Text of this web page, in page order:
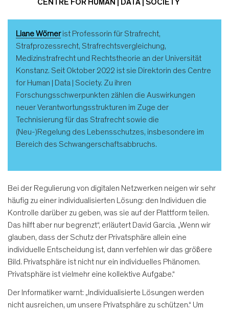
CENTRE FOR HUMAN | DATA | SOCIETY
Liane Wörnerist Professorin für Strafrecht,
Strafprozessrecht, Strafrechtsvergleichung,
Medizinstrafrecht und Rechtstheorie an der Universität
Konstanz. Seit Oktober 2022 ist sie Direktorin des Centre
for Human | Data | Society. Zu ihren
Forschungsschwerpunkten zählen die Auswirkungen
neuer Verantwortungsstrukturen im Zuge der
Technisierung für das Strafrecht sowie die
(Neu-)Regelung des Lebensschutzes, insbesondere im
Bereich des Schwangerschaftsabbruchs.
Bei der Regulierung von digitalen Netzwerken neigen wir sehr
häufig zu einer individualisierten Lösung: den Individuen die
Kontrolle darüber zu geben, was sie auf der Plattform teilen.
Das hilft aber nur begrenzt“, erläutert David Garcia. „Wenn wir
glauben, dass der Schutz der Privatsphäre allein eine
individuelle Entscheidung ist, dann verfehlen wir das größere
Bild. Privatsphäre ist nicht nur ein individuelles Phänomen.
Privatsphäre ist vielmehr eine kollektive Aufgabe.“
Der Informatiker warnt: „Individualisierte Lösungen werden
nicht ausreichen, um unsere Privatsphäre zu schützen.“ Um